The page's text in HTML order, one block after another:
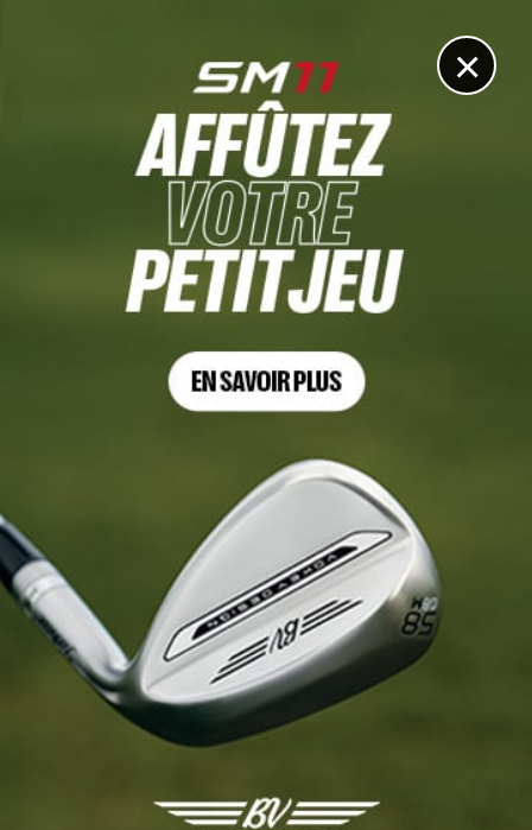
×
Xander Schauffele
2 AOÛT. 2026 | ROCKET CLASSIC, TOUR 4
La première de Michael Thorbjornsen,
Adrien Saddier manque l’occasion
19 JUIL. 2026 | THE OPEN
Affaire DeChambeau : Les joueurs et
des personnalités donnent aussi leur